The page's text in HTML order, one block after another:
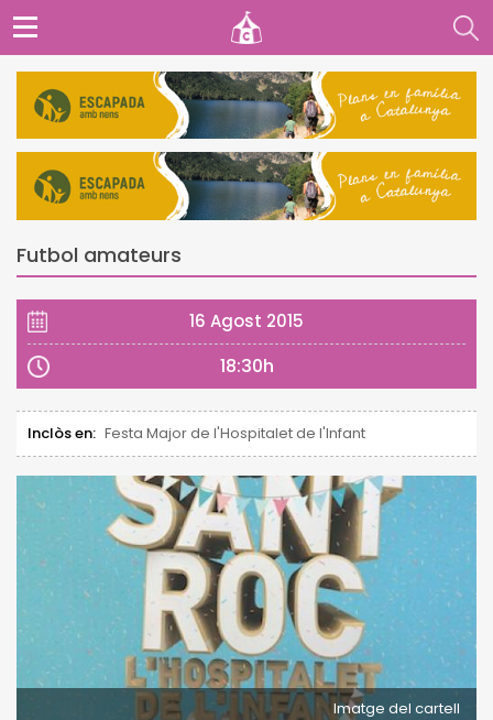
Futbol amateurs
16 Agost 2015
18:30h
Inclòs en: Festa Major de l'Hospitalet de l'Infant
Imatge del cartell